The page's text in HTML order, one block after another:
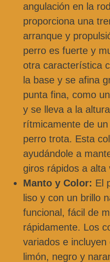
angulación en la
proporciona una
arranque y
perro es fuerte y
otra característica
la base y se afina
punta fina, como
y se lleva a la
rítmicamente de
perro trota. Esta
ayudándole a
giros rápidos a alta
Manto y Color: El
liso y con un brillo
funcional, fácil de
rápidamente. Los
variados e
limón, negro y